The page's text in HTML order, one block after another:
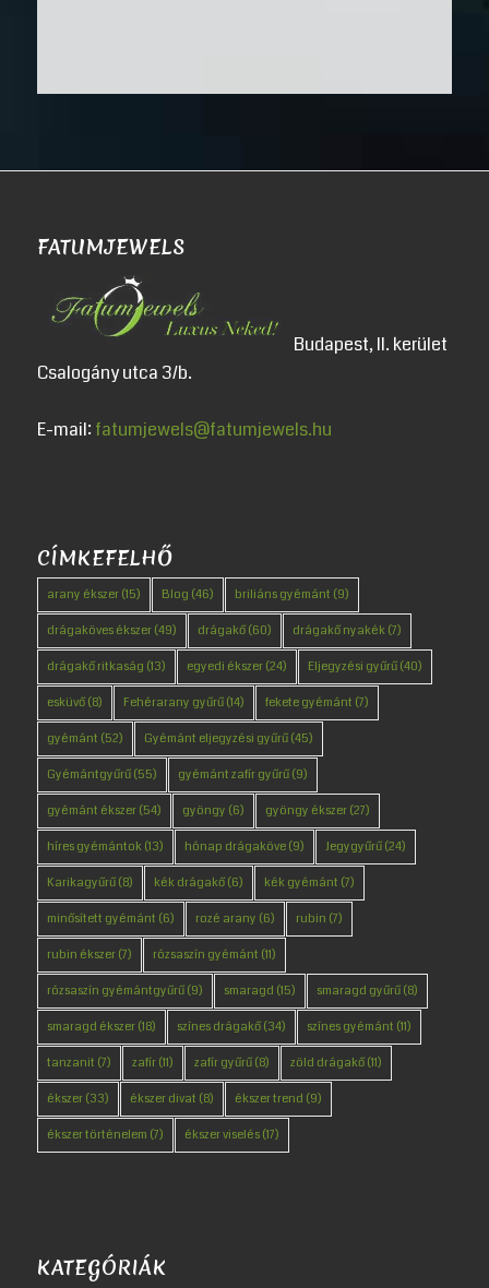
FATUMJEWELS
Budapest, II. kerület
Csalogány utca 3/b.
E-mail: fatumjewels@fatumjewels.hu
CÍMKEFELHŐ
arany ékszer(15) Blog (46) briliáns gyémánt (9)
drágaköves ékszer(49) drágakő(60) drágakő nyakék(7)
drágakő ritkaság (13) egyedi ékszer(24) Eljegyzési gyűrű(40)
esküvő(8) Fehérarany gyűrű(14) fekete gyémánt (7)
gyémánt (52) Gyémánt eljegyzési gyűrű(45)
Gyémántgyűrű(55) gyémánt zafír gyűrű(9)
gyémánt ékszer(54) gyöngy (6) gyöngy ékszer(27)
híres gyémántok(13) hónap drágaköve(9) Jegygyűrű(24)
Karikagyűrű(8) kék drágakő(6) kék gyémánt (7)
minősített gyémánt (6) rozé arany (6) rubin (7)
rubin ékszer(7) rózsaszín gyémánt (11)
rózsaszín gyémántgyűrű(9) smaragd (15) smaragd gyűrű(8)
smaragd ékszer(18) színes drágakő(34) színes gyémánt (11)
tanzanit (7) zafír(11) zafír gyűrű(8) zöld drágakő(11)
ékszer(33) ékszer divat (8) ékszer trend (9)
ékszer történelem (7) ékszer viselés(17)
KATEGÓRIÁK